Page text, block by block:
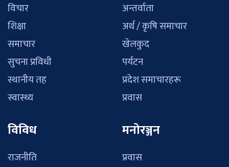
विचार
शिक्षा
समाचार
सुचना प्रविधी
स्थानीय तह
स्वास्थ्य
अन्तर्वाता
अर्थ / कृषि समाचार
खेलकुद
पर्यटन
प्रदेश समाचारहरू
प्रवास
विविध
राजनीति
मनोरञ्जन
प्रवास